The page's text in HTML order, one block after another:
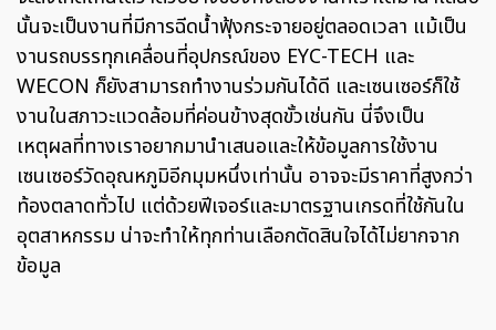
นั้นจะเป็นงานที่มีการฉีดน้ำฟุ้งกระจายอยู่ตลอดเวลา แม้เป็น
งานรถบรรทุกเคลื่อนที่อุปกรณ์ของ EYC-TECH และ
WECON ก็ยังสามารถทำงานร่วมกันได้ดี และเซนเซอร์ก็ใช้
งานในสภาวะแวดล้อมที่ค่อนข้างสุดขั้วเช่นกัน นี่จึงเป็น
เหตุผลที่ทางเราอยากมานำเสนอและให้ข้อมูลการใช้งาน
เซนเซอร์วัดอุณหภูมิอีกมุมหนึ่งเท่านั้น อาจจะมีราคาที่สูงกว่า
ท้องตลาดทั่วไป แต่ด้วยฟีเจอร์และมาตรฐานเกรดที่ใช้กันใน
อุตสาหกรรม น่าจะทำให้ทุกท่านเลือกตัดสินใจได้ไม่ยากจาก
ข้อมูล